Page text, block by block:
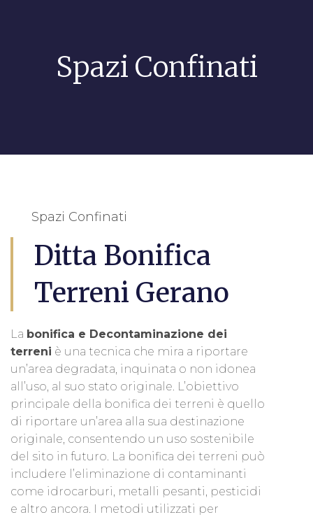
Spazi Confinati
Spazi Confinati
Ditta Bonifica
Terreni Gerano
La bonifica e Decontaminazione dei
terreni è una tecnica che mira a riportare
un’area degradata, inquinata o non idonea
all’uso, al suo stato originale. L’obiettivo
principale della bonifica dei terreni è quello
di riportare un’area alla sua destinazione
originale, consentendo un uso sostenibile
del sito in futuro. La bonifica dei terreni può
includere l’eliminazione di contaminanti
come idrocarburi, metalli pesanti, pesticidi
e altro ancora. I metodi utilizzati per